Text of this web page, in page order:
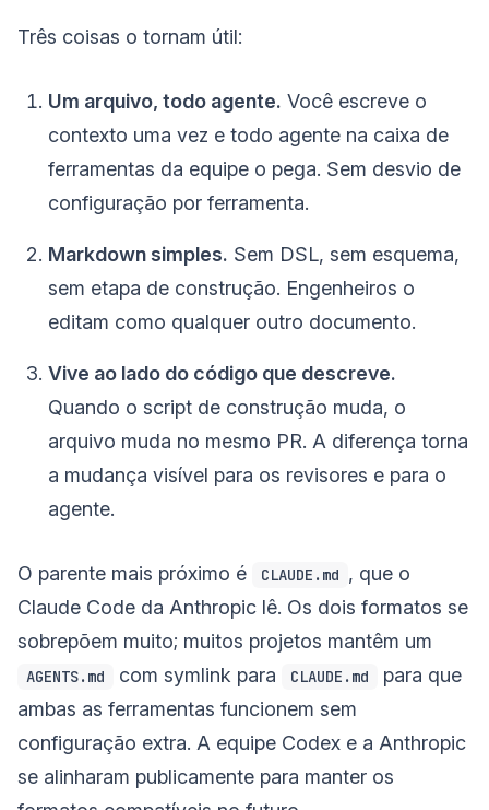
Três coisas o tornam útil:
Um arquivo, todo agente. Você escreve o
contexto uma vez e todo agente na caixa de
ferramentas da equipe o pega. Sem desvio de
configuração por ferramenta.
Markdown simples. Sem DSL, sem esquema,
sem etapa de construção. Engenheiros o
editam como qualquer outro documento.
Vive ao lado do código que descreve.
Quando o script de construção muda, o
arquivo muda no mesmo PR. A diferença torna
a mudança visível para os revisores e para o
agente.
O parente mais próximo é CLAUDE.md , que o
Claude Code da Anthropic lê. Os dois formatos se
sobrepõem muito; muitos projetos mantêm um
AGENTS.md com symlink para CLAUDE.md
para que
ambas as ferramentas funcionem sem
configuração extra. A equipe Codex e a Anthropic
se alinharam publicamente para manter os